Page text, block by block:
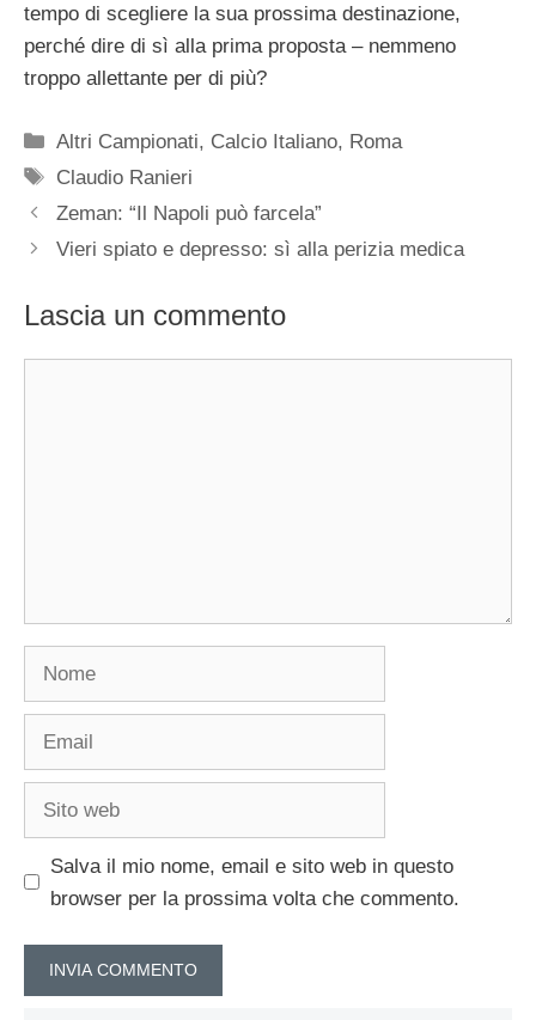
tempo di scegliere la sua prossima destinazione,
perché dire di sì alla prima proposta – nemmeno
troppo allettante per di più?
Categorie
Altri Campionati, Calcio Italiano, Roma
Tag
Claudio Ranieri
Zeman: “Il Napoli può farcela”
Vieri spiato e depresso: sì alla perizia medica
Lascia un commento
Salva il mio nome, email e sito web in questo
browser per la prossima volta che commento.